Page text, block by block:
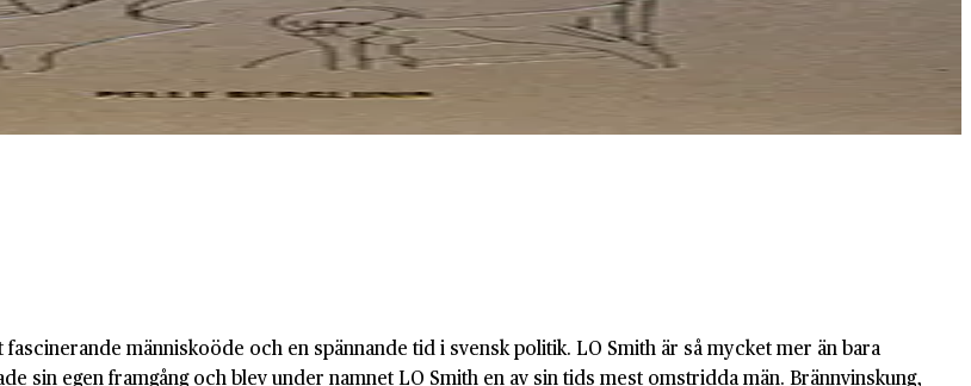
människoöde och en spännande tid i svensk politik. LO Smith är så mycket mer än bara
sin egen framgång och blev under namnet LO Smith en av sin tids mest omstridda män. Brännvinskung,